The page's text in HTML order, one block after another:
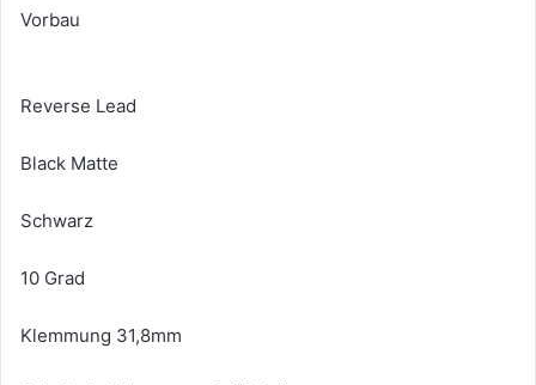
Vorbau
Reverse Lead
Black Matte
Schwarz
10 Grad
Klemmung 31,8mm